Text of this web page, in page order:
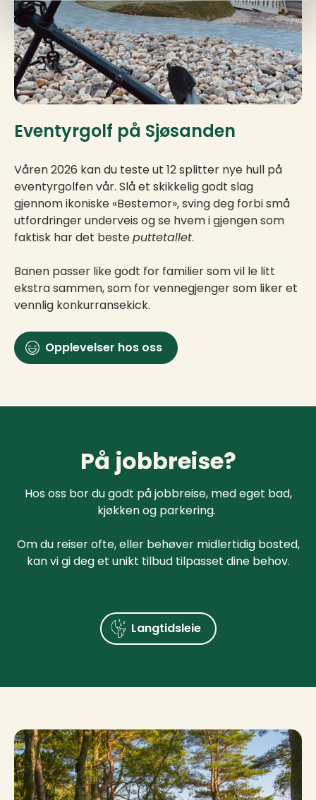
Eventyrgolf på Sjøsanden
Våren 2026 kan du teste ut 12 splitter nye hull på
eventyrgolfen vår. Slå et skikkelig godt slag
gjennom ikoniske «Bestemor», sving deg forbi små
utfordringer underveis og se hvem i gjengen som
faktisk har det besteputtetallet.
Banen passer like godt for familier som vil le litt
ekstra sammen, som for vennegjenger som liker et
vennlig konkurransekick.
Opplevelser hos oss
På jobbreise?
Hos oss bor du godt på jobbreise, med eget bad,
kjøkken og parkering.
Om du reiser ofte, eller behøver midlertidig bosted,
kan vi gi deg et unikt tilbud tilpasset dine behov.
Langtidsleie